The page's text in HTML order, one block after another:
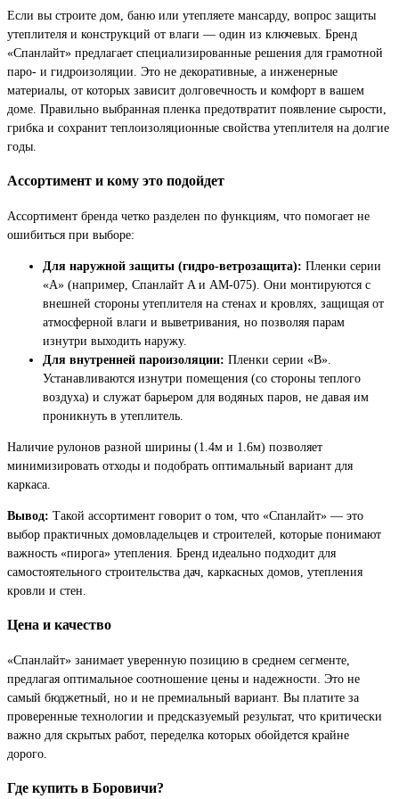
Если вы строите дом, баню или утепляете мансарду, вопрос защиты
утеплителя и конструкций от влаги — один из ключевых. Бренд
«Спанлайт» предлагает специализированные решения для грамотной
паро- и гидроизоляции. Это не декоративные, а инженерные
материалы, от которых зависит долговечность и комфорт в вашем
доме. Правильно выбранная пленка предотвратит появление сырости,
грибка и сохранит теплоизоляционные свойства утеплителя на долгие
годы.
Ассортимент и кому это подойдет
Ассортимент бренда четко разделен по функциям, что помогает не
ошибиться при выборе:
Для наружной защиты (гидро-ветрозащита): Пленки серии
«А» (например, Спанлайт A и AМ-075). Они монтируются с
внешней стороны утеплителя на стенах и кровлях, защищая от
атмосферной влаги и выветривания, но позволяя парам
изнутри выходить наружу.
Для внутренней пароизоляции: Пленки серии «В».
Устанавливаются изнутри помещения (со стороны теплого
воздуха) и служат барьером для водяных паров, не давая им
проникнуть в утеплитель.
Наличие рулонов разной ширины (1.4м и 1.6м) позволяет
минимизировать отходы и подобрать оптимальный вариант для
каркаса.
Вывод: Такой ассортимент говорит о том, что «Спанлайт» — это
выбор практичных домовладельцев и строителей, которые понимают
важность «пирога» утепления. Бренд идеально подходит для
самостоятельного строительства дач, каркасных домов, утепления
кровли и стен.
Цена и качество
«Спанлайт» занимает уверенную позицию в среднем сегменте,
предлагая оптимальное соотношение цены и надежности. Это не
самый бюджетный, но и не премиальный вариант. Вы платите за
проверенные технологии и предсказуемый результат, что критически
важно для скрытых работ, переделка которых обойдется крайне
дорого.
Где купить в Боровичи?